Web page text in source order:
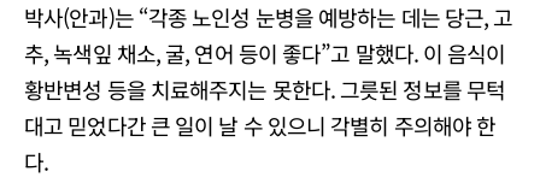
박사(안과)는 “각종 노인성 눈병을 예방하는 데는 당근, 고
추, 녹색잎 채소, 굴, 연어 등이 좋다”고 말했다. 이 음식이
황반변성 등을 치료해주지는 못한다. 그릇된 정보를 무턱
대고 믿었다간 큰 일이 날 수 있으니 각별히 주의해야 한
다.